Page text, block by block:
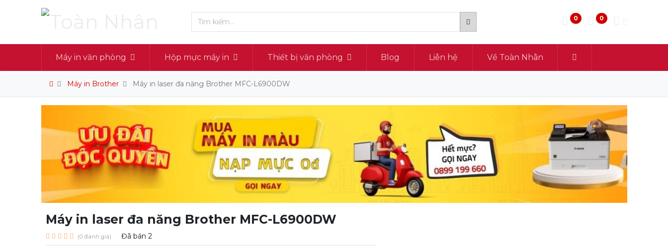
0 0
Máy in văn phòng Hộp mực máy in Thiết bị văn phòng Blog Liên hệ Về Toàn Nhân
Máy in Brother Máy in laser đa năng Brother MFC-L6900DW
Máy in laser đa năng Brother MFC-L6900DW
(0 đánh giá) Đã bán 2